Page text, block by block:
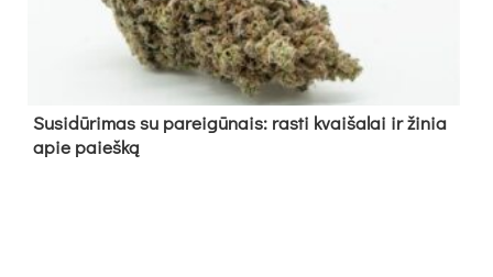
Su­si­dū­ri­mas su pa­rei­gū­nais: ras­ti kvai­ša­lai ir ži­nia
apie paieš­ką